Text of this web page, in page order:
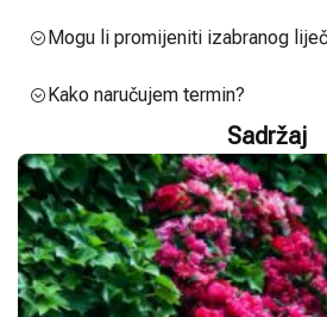
Mogu li promijeniti izabranog
Kako naručujem termin?
Sadržaj